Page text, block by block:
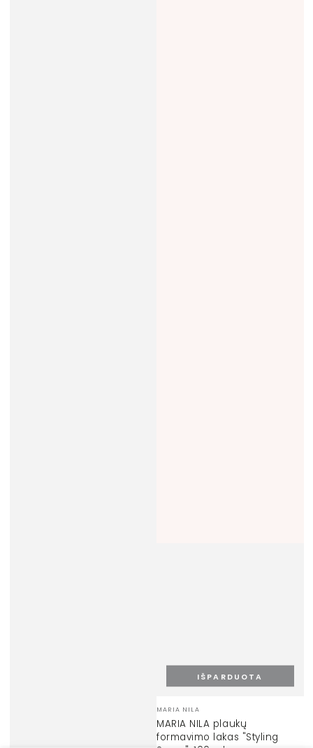
Prekinis
ženklas:
MARIA NILA
MARIA NILA plaukų
formavimo lakas "Styling
IŠPARDUOTA